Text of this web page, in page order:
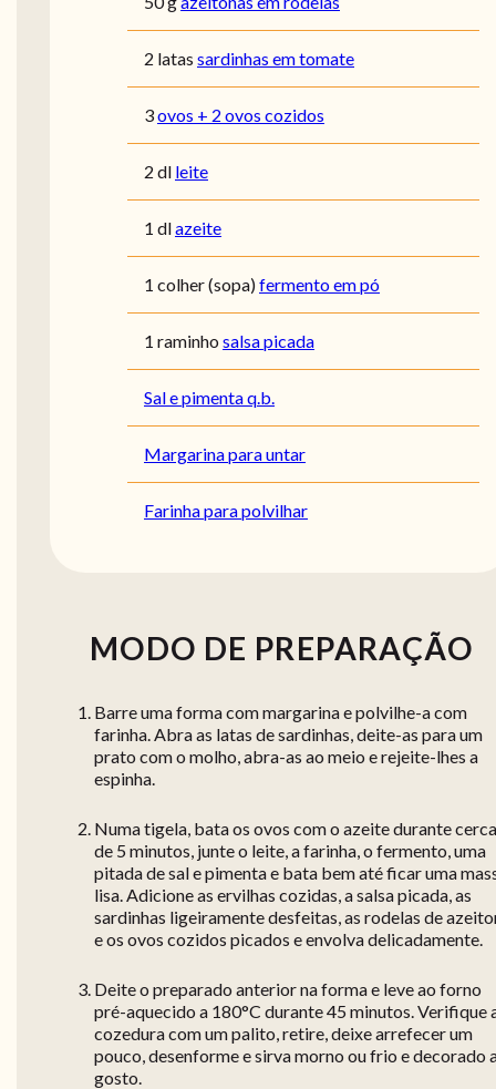
2 latas sardinhas em tomate
3ovos + 2 ovos cozidos
2 dl leite
1 dlazeite
1 colher (sopa)fermento em pó
1 raminho salsa picada
Sal e pimenta q.b.
Margarina para untar
Farinha para polvilhar
MODO DE PREPARAÇÃO
Barre uma forma com margarina e polvilhe-a com
farinha. Abra as latas de sardinhas, deite-as para um
prato com o molho, abra-as ao meio e rejeite-lhes a
espinha.
Numa tigela, bata os ovos com o azeite durante cerca
de 5 minutos, junte o leite, a farinha, o fermento, uma
pitada de sal e pimenta e bata bem até ficar uma
lisa. Adicione as ervilhas cozidas, a salsa picada, as
sardinhas ligeiramente desfeitas, as rodelas de
e os ovos cozidos picados e envolva delicadamente.
Deite o preparado anterior na forma e leve ao forno
pré-aquecido a 180°C durante 45 minutos. Verifique
cozedura com um palito, retire, deixe arrefecer um
pouco, desenforme e sirva morno ou frio e decorado
gosto.